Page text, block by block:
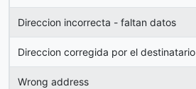
Direccion incorrecta - faltan datos
Direccion corregida por el destinatario
Wrong address